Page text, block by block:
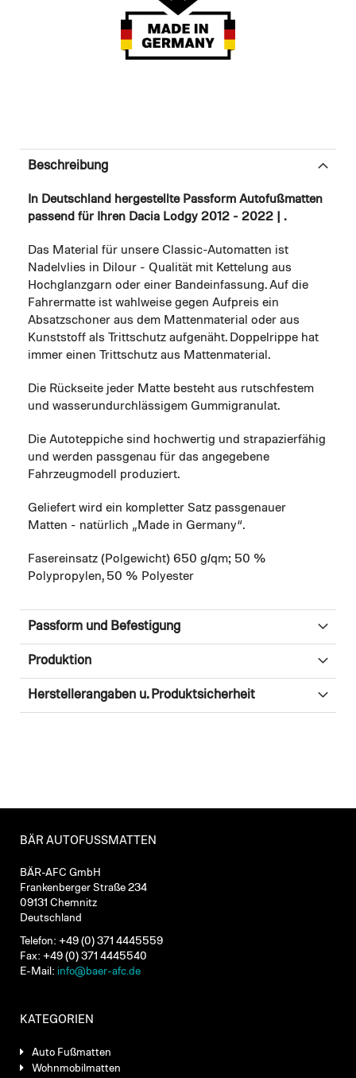
Beschreibung
In Deutschland hergestellte Passform Autofußmatten
passend für Ihren Dacia Lodgy 2012 - 2022 | .
Das Material für unsere Classic-Automatten ist
Nadelvlies in Dilour - Qualität mit Kettelung aus
Hochglanzgarn oder einer Bandeinfassung. Auf die
Fahrermatte ist wahlweise gegen Aufpreis ein
Absatzschoner aus dem Mattenmaterial oder aus
Kunststoff als Trittschutz aufgenäht. Doppelrippe hat
immer einen Trittschutz aus Mattenmaterial.
Die Rückseite jeder Matte besteht aus rutschfestem
und wasserundurchlässigem Gummigranulat.
Die Autoteppiche sind hochwertig und strapazierfähig
und werden passgenau für das angegebene
Fahrzeugmodell produziert.
Geliefert wird ein kompletter Satz passgenauer
Matten - natürlich „Made in Germany“.
Fasereinsatz (Polgewicht) 650 g/qm; 50 %
Polypropylen, 50 % Polyester
Passform und Befestigung
Produktion
Herstellerangaben u. Produktsicherheit
BÄR AUTOFUSSMATTEN
BÄR-AFC GmbH
Frankenberger Straße 234
09131 Chemnitz
Deutschland
Telefon: +49 (0) 371 4445559
Fax: +49 (0) 371 4445540
E-Mail: info@baer-afc.de
KATEGORIEN
Auto Fußmatten
Wohnmobilmatten